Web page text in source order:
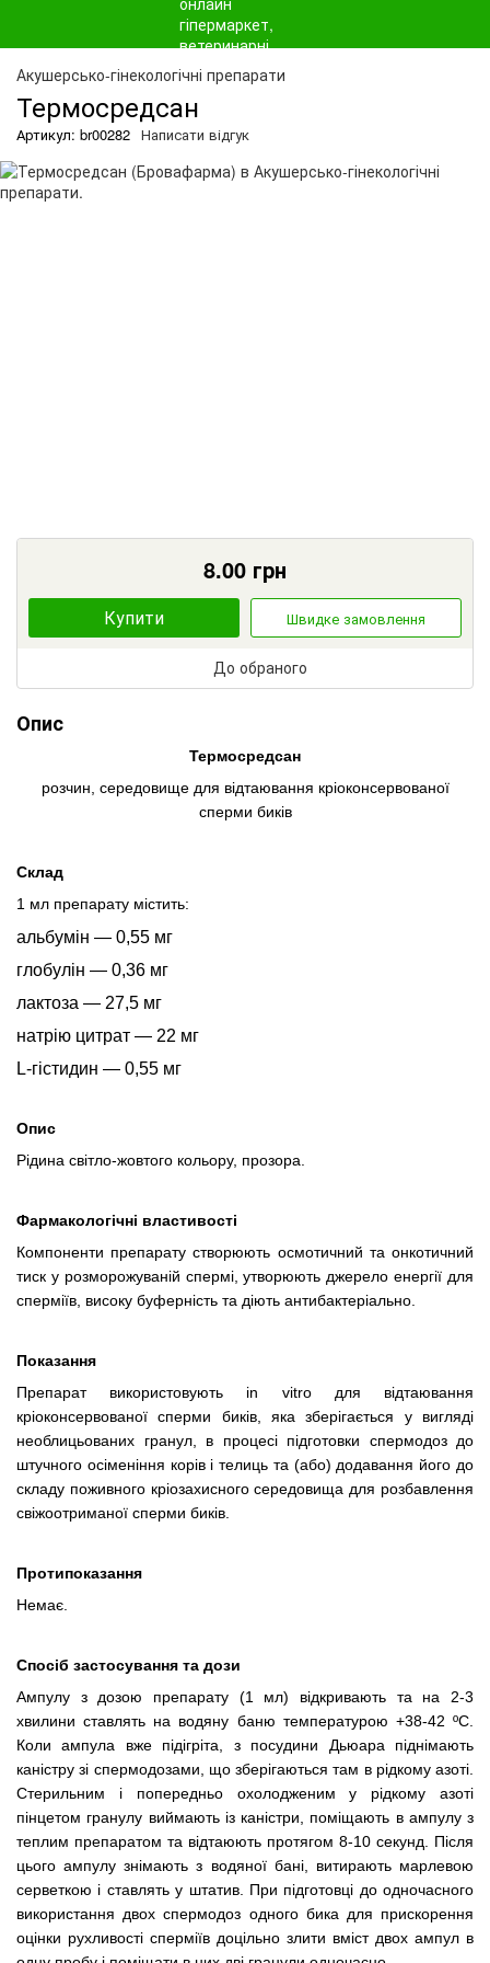
Акушерсько-гінекологічні препарати
Термосредсан
Артикул: br00282 Написати відгук
8.00 грн
Купити Швидке замовлення
До обраного
Опис
Термосредсан
розчин, середовище для відтаювання кріоконсервованої
сперми биків
Склад
1 мл препарату містить:
альбумін — 0,55 мг
глобулін — 0,36 мг
лактоза — 27,5 мг
натрію цитрат — 22 мг
L-гістидин — 0,55 мг
Опис
Рідина світло-жовтого кольору, прозора.
Фармакологічні властивості
Компоненти препарату створюють осмотичний та онкотичний
тиск у розморожуваній спермі, утворюють джерело енергії для
сперміїв, високу буферність та діють антибактеріально.
Показання
Препарат використовують іn vitroдля відтаювання
кріоконсервованої сперми биків, яка зберігається у вигляді
необлицьованих гранул, в процесі підготовки спермодоз до
штучного осіменіння корів і телиць та (або) додавання його до
складу поживного кріозахисного середовища для розбавлення
свіжоотриманої сперми биків.
Протипоказання
Немає.
Спосіб застосування та дози
Ампулу з дозою препарату (1 мл) відкривають та на 2-3
хвилини ставлять на водяну баню температурою +38-42 ºС.
Коли ампула вже підігріта, з посудини Дьюара піднімають
каністру зі спермодозами, що зберігаються там в рідкому азоті.
Стерильним і попередньо охолодженим у рідкому азоті
пінцетом гранулу виймають із каністри, поміщають в ампулу з
теплим препаратом та відтаюють протягом 8-10 секунд. Після
цього ампулу знімають з водяної бані, витирають марлевою
серветкою і ставлять у штатив. При підготовці до одночасного
використання двох спермодоз одного бика для прискорення
оцінки рухливості сперміїв доцільно злити вміст двох ампул в